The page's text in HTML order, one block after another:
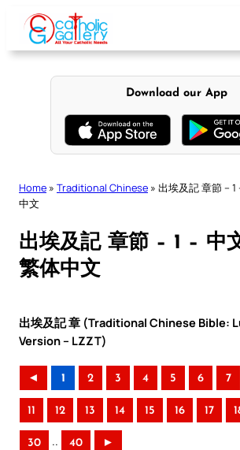
content
Download our App
Home » Traditional Chinese » 出埃及記 章節 –
中文
出埃及記 章節 – 1 – 中
繁体中文
出埃及記 章 (Traditional Chinese Bible:
Version – LZZT)
◄ 1 2 3 4 5 6 7
11 12 13 14 15 16 17
30 .. 40 ►